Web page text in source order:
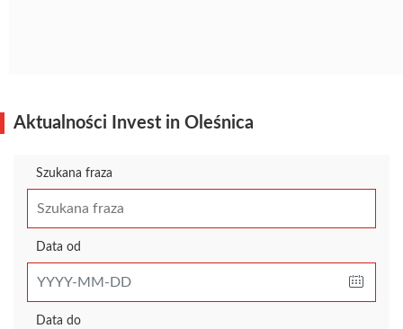
Aktualności Invest in Oleśnica
Szukana fraza
Data od
Data do